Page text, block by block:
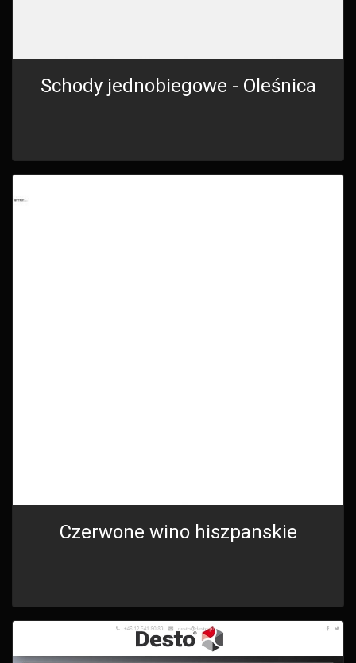
Schody jednobiegowe - Oleśnica
Czerwone wino hiszpanskie